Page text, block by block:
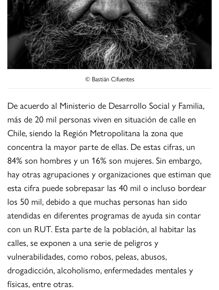
© Bastián Cifuentes
De acuerdo al Ministerio de Desarrollo Social y Familia,
más de 20 mil personas viven en situación de calle en
Chile, siendo la Región Metropolitana la zona que
concentra la mayor parte de ellas. De estas cifras, un
84% son hombres y un 16% son mujeres. Sin embargo,
hay otras agrupaciones y organizaciones que estiman que
esta cifra puede sobrepasar las 40 mil o incluso bordear
los 50 mil, debido a que muchas personas han sido
atendidas en diferentes programas de ayuda sin contar
con un RUT. Esta parte de la población, al habitar las
calles, se exponen a una serie de peligros y
vulnerabilidades, como robos, peleas, abusos,
drogadicción, alcoholismo, enfermedades mentales y
físicas, entre otras.